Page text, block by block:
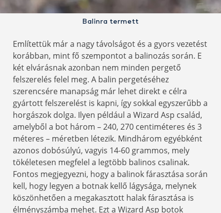
Balinra termett
Említettük már a nagy távolságot és a gyors vezetést
korábban, mint fő szempontot a balinozás során. E
két elvárásnak azonban nem minden pergető
felszerelés felel meg. A balin pergetéséhez
szerencsére manapság már lehet direkt e célra
gyártott felszerelést is kapni, így sokkal egyszerűbb a
horgászok dolga. Ilyen például a Wizard Asp család,
amelyből a bot három – 240, 270 centiméteres és 3
méteres – méretben létezik. Mindhárom egyébként
azonos dobósúlyú, vagyis 14-60 grammos, mely
tökéletesen megfelel a legtöbb balinos csalinak.
Fontos megjegyezni, hogy a balinok fárasztása során
kell, hogy legyen a botnak kellő lágysága, melynek
köszönhetően a megakasztott halak fárasztása is
élményszámba mehet. Ezt a Wizard Asp botok